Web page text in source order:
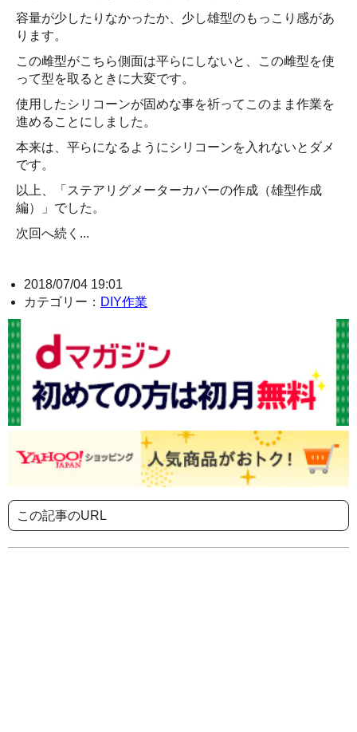
容量が少したりなかったか、少し雄型のもっこり感があ
ります。
この雌型がこちら側面は平らにしないと、この雌型を使
って型を取るときに大変です。
使用したシリコーンが固めな事を祈ってこのまま作業を
進めることにしました。
本来は、平らになるようにシリコーンを入れないとダメ
です。
以上、「ステアリグメーターカバーの作成（雄型作成
編）」でした。
次回へ続く...
2018/07/04 19:01
カテゴリー： DIY作業
この記事のURL